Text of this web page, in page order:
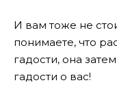
И вам тоже не
понимаете, что
гадости, она
гадости о вас!